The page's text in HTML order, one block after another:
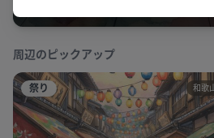
周辺のピックアップ
祭り 和歌